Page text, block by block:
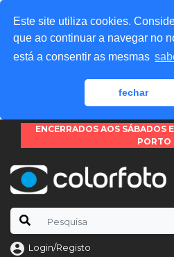
Este site utiliza cookies.
que ao continuar a navegar no
está a consentir as mesmas
fechar
ENCERRADOS AOS SÁBADOS
PORTO
Login/Registo